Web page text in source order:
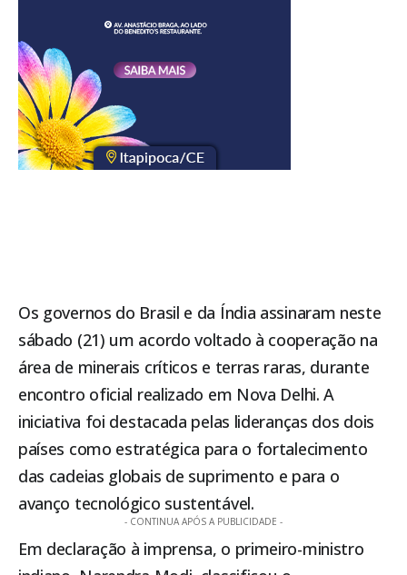
Os governos do Brasil e da Índia assinaram neste
sábado (21) um acordo voltado à cooperação na
área de minerais críticos e terras raras, durante
encontro oficial realizado em Nova Delhi. A
iniciativa foi destacada pelas lideranças dos dois
países como estratégica para o fortalecimento
das cadeias globais de suprimento e para o
avanço tecnológico sustentável.
- CONTINUA APÓS A PUBLICIDADE -
Em declaração à imprensa, o primeiro-ministro